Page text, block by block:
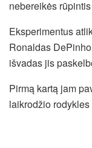
nebereikės
Eksperimentus
Ronaldas
išvadas jis
Pirmą kartą jam
laikrodžio